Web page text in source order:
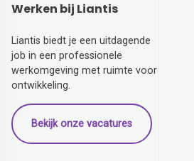
Werken bij Liantis
Liantis biedt je een uitdagende
job in een professionele
werkomgeving met ruimte voor
ontwikkeling.
Bekijk onze vacatures